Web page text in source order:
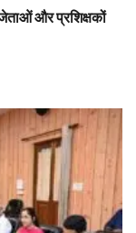
और प्रशिक्षकों